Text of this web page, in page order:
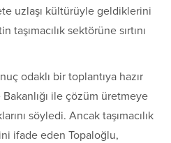
uzlaşı kültürüyle geldiklerini
sektörüne sırtını
odaklı bir toplantıya hazır
ile çözüm üretmeye
söyledi. Ancak taşımacılık
ifade eden Topaloğlu,